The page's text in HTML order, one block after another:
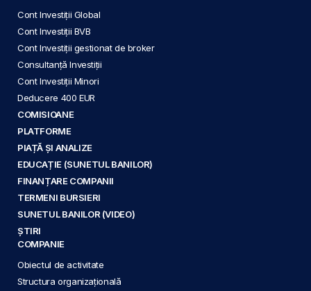
Cont Investiții Global
Cont Investiții BVB
Cont Investiții gestionat de broker
Consultanță Investiții
Cont Investiții Minori
Deducere 400 EUR
COMISIOANE
PLATFORME
PIAȚĂ ȘI ANALIZE
EDUCAȚIE (SUNETUL BANILOR)
FINANȚARE COMPANII
TERMENI BURSIERI
SUNETUL BANILOR (VIDEO)
ȘTIRI
COMPANIE
Obiectul de activitate
Structura organizațională